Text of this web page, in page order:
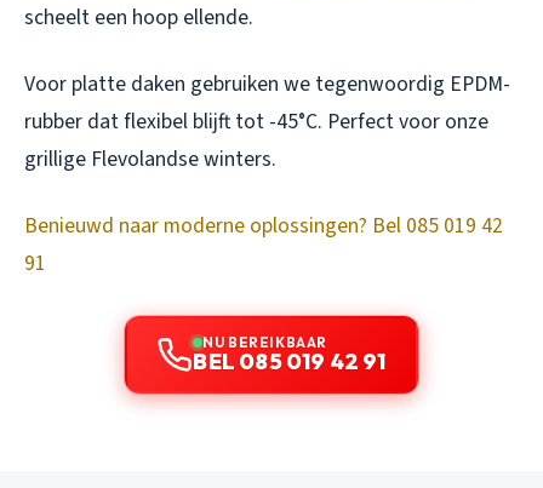
scheelt een hoop ellende.
Voor platte daken gebruiken we tegenwoordig EPDM-
rubber dat flexibel blijft tot -45°C. Perfect voor onze
grillige Flevolandse winters.
Benieuwd naar moderne oplossingen? Bel 085 019 42
91
NU BEREIKBAAR
BEL 085 019 42 91